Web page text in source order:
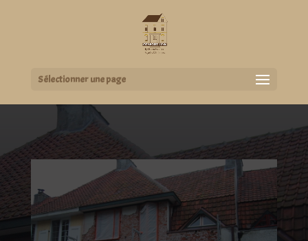
Sélectionner une page